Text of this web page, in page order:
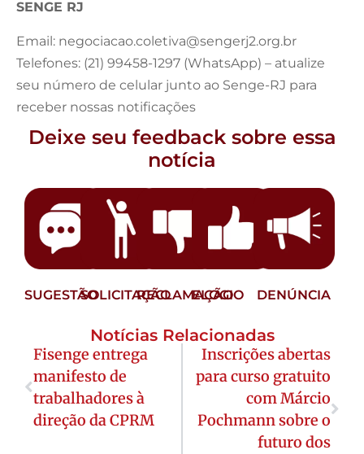
SENGE RJ
Email: negociacao.coletiva@sengerj2.org.br
Telefones: (21) 99458-1297 (WhatsApp) – atualize
seu número de celular junto ao Senge-RJ para
receber nossas notificações
Deixe seu feedback sobre essa
notícia
SUGESTÃOSOLICITAÇÃORECLAMAÇÃO
ELOGIO DENÚNCIA
Notícias Relacionadas
Fisenge entrega
manifesto de
trabalhadores à
direção da CPRM
Inscrições abertas
para curso gratuito
com Márcio
Pochmann sobre o
futuro dos